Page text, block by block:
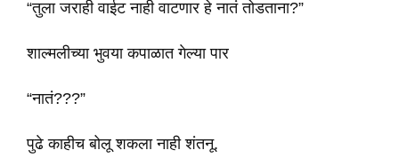
“तुला जराही वाईट नाही वाटणार हे नातं तोडताना?”
शाल्मलीच्या भुवया कपाळात गेल्या पार
“नातं???”
पुढे काहीच बोलू शकला नाही शंतनू.